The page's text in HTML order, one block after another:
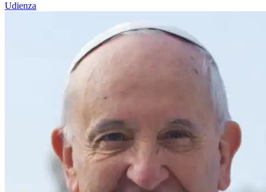
Udienza